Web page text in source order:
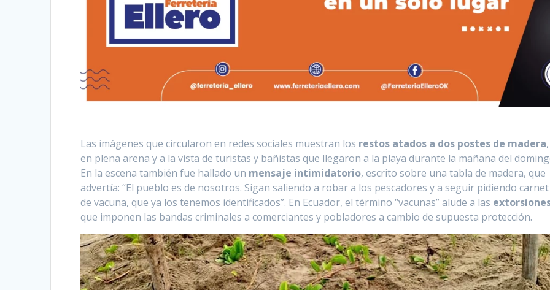
Las imágenes que circularon en redes sociales muestran los restos atados a dos postes de madera,
en plena arena y a la vista de turistas y bañistas que llegaron a la playa durante la mañana del
En la escena también fue hallado un mensaje intimidatorio, escrito sobre una tabla de madera, que
advertía: “El pueblo es de nosotros. Sigan saliendo a robar a los pescadores y a seguir pidiendo carnet
de vacuna, que ya los tenemos identificados”. En Ecuador, el término “vacunas” alude a las
que imponen las bandas criminales a comerciantes y pobladores a cambio de supuesta protección.